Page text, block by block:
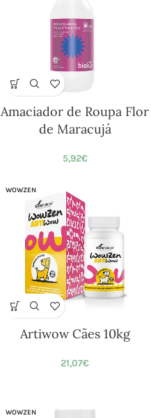
Amaciador de Roupa Flor
de Maracujá
5,92€
WOWZEN
Artiwow Cães 10kg
21,07€
WOWZEN